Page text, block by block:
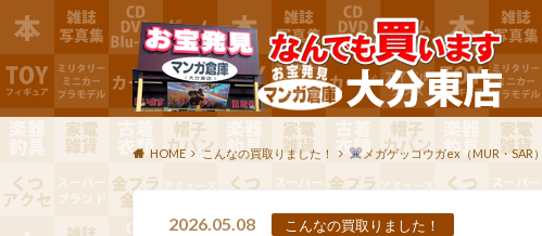
HOME こんなの買取りました！ メガゲッコウガex（MUR・SAR）
2026.05.08 こんなの買取りました！